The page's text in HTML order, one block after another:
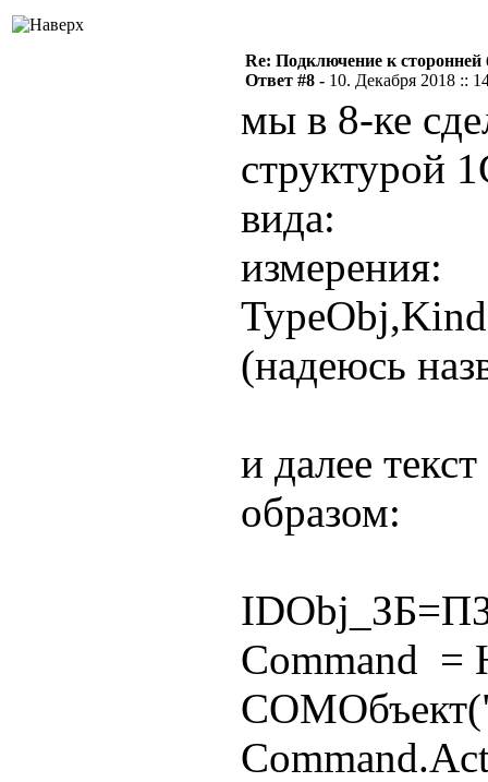
Re: Подключение к сторонней
Ответ #8 - 10. Декабря 2018 ::
мы в 8-ке
структурой
вида:
измерения:
(надеюсь
и далее
образом:
Command =